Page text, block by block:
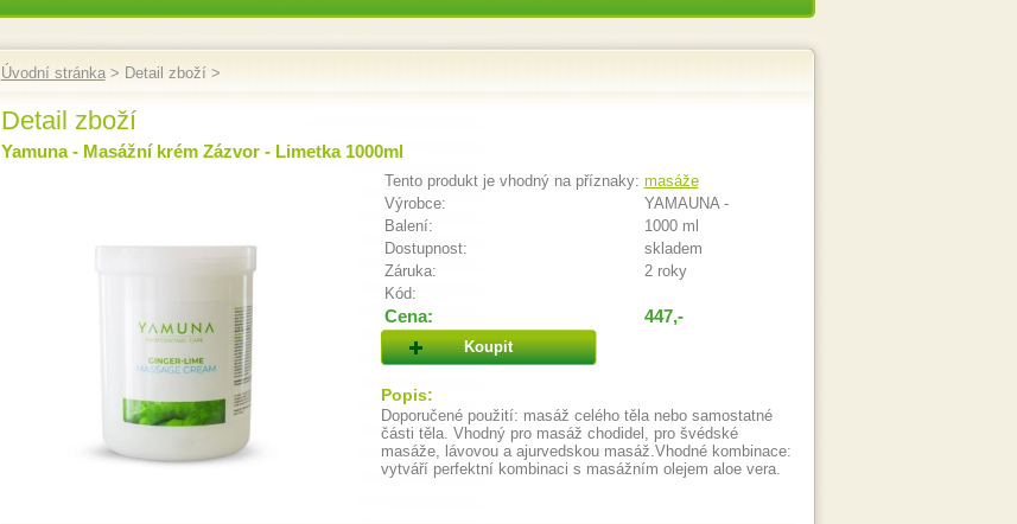
Úvodní stránka> Detail zboží >
Detail zboží
Yamuna - Masážní krém Zázvor - Limetka 1000ml
Tento produkt je vhodný na příznaky: masáže
Výrobce:
YAMAUNA -
Balení:
1000 ml
Dostupnost:
skladem
Záruka:
2 roky
Kód:
Cena: 447,-
Koupit
Popis:
Doporučené použití: masáž celého těla nebo samostatné
části těla. Vhodný pro masáž chodidel, pro švédské
masáže, lávovou a ajurvedskou masáž.Vhodné kombinace:
vytváří perfektní kombinaci s masážním olejem aloe vera.